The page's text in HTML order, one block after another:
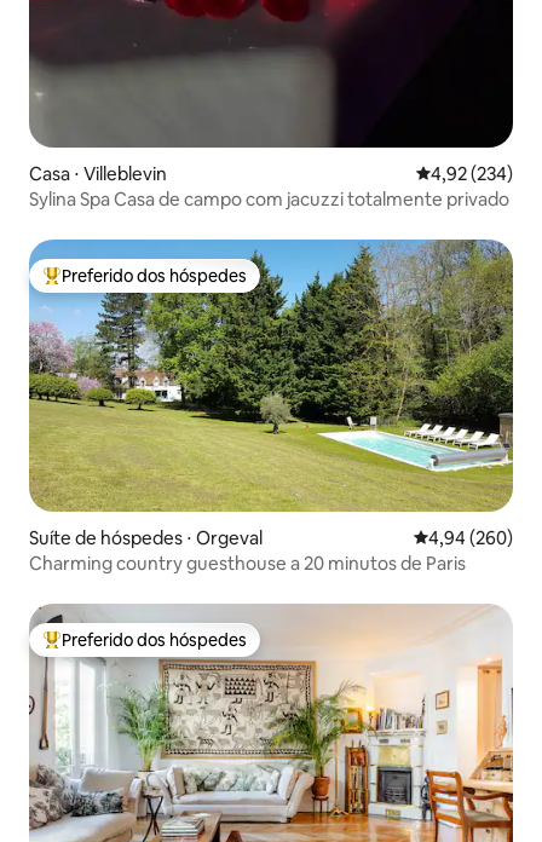
Casa ⋅ Villeblevin 4,92 de uma
4,92 (234)
Sylina Spa Casa de campo com jacuzzi totalmente privado
Entre os melhores preferidos dos hóspedes
Preferido dos hóspedes
Suíte de hóspedes ⋅ Orgeval 4,94 de uma
4,94 (260)
Charming country guesthouse a 20 minutos de Paris
Entre os melhores preferidos dos hóspedes
Preferido dos hóspedes